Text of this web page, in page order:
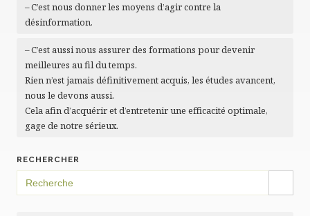
– C’est nous donner les moyens d’agir contre la
désinformation.
– C’est aussi nous assurer des formations pour devenir
meilleures au fil du temps.
Rien n’est jamais définitivement acquis, les études avancent,
nous le devons aussi.
Cela afin d’acquérir et d’entretenir une efficacité optimale,
gage de notre sérieux.
RECHERCHER
Search
for:
SEARCH BUTTON